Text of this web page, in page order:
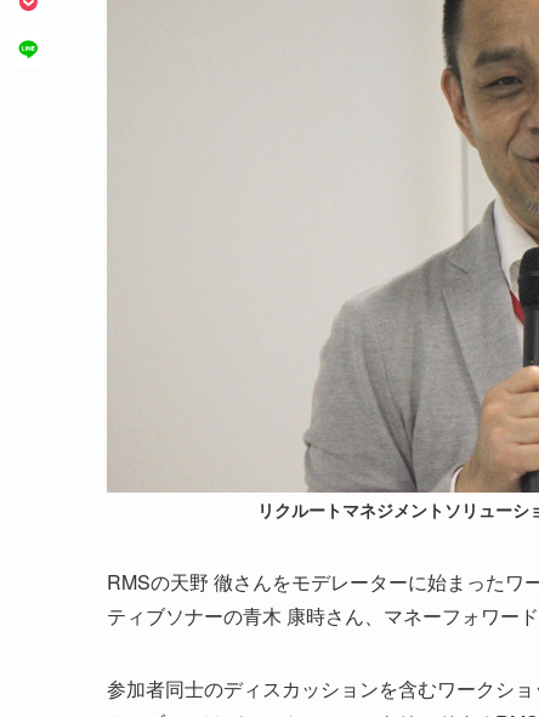
リクルートマネジメントソリュー
RMSの天野 徹さんをモデレーターに始まったワ
ティブソナーの青木 康時さん、マネーフォワー
参加者同士のディスカッションを含むワークシ